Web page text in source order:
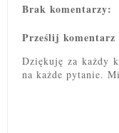
Brak komentarzy:
Prześlij komentarz
Dziękuję za każdy
na każde pytanie.